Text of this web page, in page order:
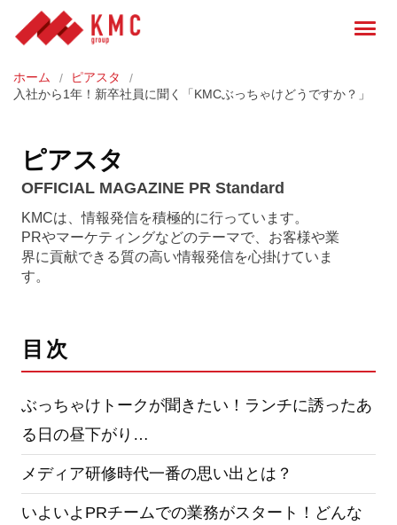
ホーム
ピアスタ
入社から1年！新卒社員に聞く「KMCぶっちゃけどうですか？」
ピアスタ
OFFICIAL MAGAZINE PR Standard
KMCは、情報発信を積極的に行っています。
PRやマーケティングなどのテーマで、お客様や業
界に貢献できる質の高い情報発信を心掛けていま
す。
目次
ぶっちゃけトークが聞きたい！ランチに誘ったあ
る日の昼下がり…
メディア研修時代一番の思い出とは？
いよいよPRチームでの業務がスタート！どんな